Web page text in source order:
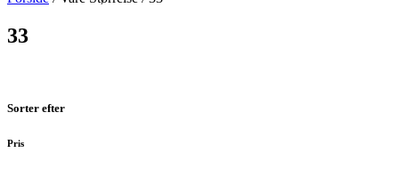
33
Sorter efter
Pris